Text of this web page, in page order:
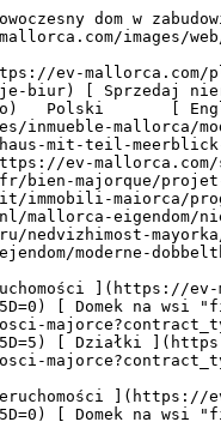
ev-mallorca.com/ru/nedvizhimost-mayorka/novaia-razrabotka-sovremennyi-dvuxkvartirnyi-dom-v-baiia-azul-W-02V0MJ)   [ Dansk ](https://ev-mallorca.com/da/mallorca-ejendom/moderne-dobbelthus-i-bahia-azul-W-02V0MJ)   

  Kupno  [ Wszystkie nieruchomości ](https://ev-mallorca.com/pl/nieruchomosci-majorce?contract_type=0) [ Dom ](https://ev-mallorca.com/pl/nieruchomosci-majorce?contract_type=0&type%5B0%5D=0) [ Domek na wsi "finca" ](https://ev-mallorca.com/pl/nieruchomosci-majorce?contract_type=0&type%5B0%5D=1) [ Mieszkanie ](https://ev-mallorca.com/pl/nieruchomosci-majorce?contract_type=0&type%5B0%5D=2) [ Apartament-Penthouse ](https://ev-mallorca.com/pl/nieruchomosci-majorce?contract_type=0&type%5B0%5D=5) [ Działki ](https://ev-mallorca.com/pl/nieruchomosci-majorce?contract_type=0&type%5B0%5D=3) [ Nowe budownictwo ](https://ev-mallorca.com/pl/nieruchomosci-majorce?contract_type=0&type%5B0%5D=development) 

  Wynajem  [ Wszystkie nieruchomości ](https://ev-mallorca.com/pl/nieruchomosci-majorce?contract_type=1) [ Dom ](https://ev-mallorca.com/pl/nieruchomosci-majorce?contract_type=1&type%5B0%5D=0) [ Domek na wsi "finca" ](https://ev-mallorca.com/pl/nieruchomosci-majorce?contract_type=1&type%5B0%5D=1) [ Mieszkanie ](https://ev-mallorca.com/pl/nieruchomosci-